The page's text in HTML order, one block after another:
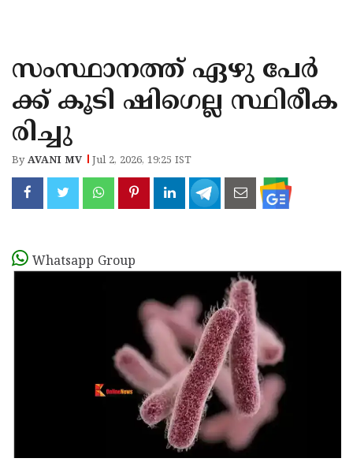
KANNUR
KASARAGOD
സംസ്ഥാനത്ത് ഏഴു പേർ
ക്ക് കൂടി ഷിഗെല്ല സ്ഥിരീക
രിച്ചു
ByAVANI MV Jul 2, 2026, 19:25 IST
Whatsapp Group